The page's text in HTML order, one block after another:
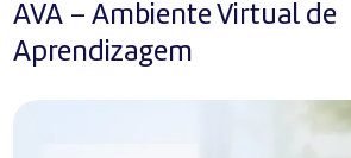
AVA – Ambiente Virtual de
Aprendizagem